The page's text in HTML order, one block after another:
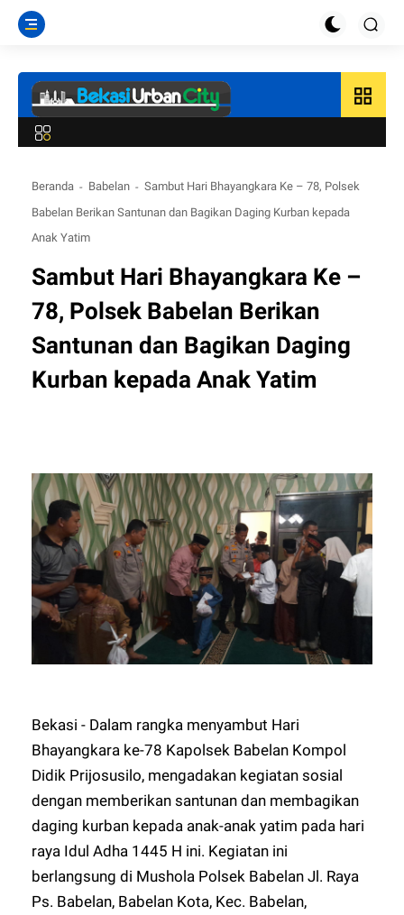
grid_view
Beranda Babelan
Sambut Hari Bhayangkara Ke – 78, Polsek
Babelan Berikan Santunan dan Bagikan Daging Kurban kepada
Anak Yatim
Sambut Hari Bhayangkara Ke –
78, Polsek Babelan Berikan
Santunan dan Bagikan Daging
Kurban kepada Anak Yatim
Bekasi - Dalam rangka menyambut Hari
Bhayangkara ke-78 Kapolsek Babelan Kompol
Didik Prijosusilo, mengadakan kegiatan sosial
dengan memberikan santunan dan membagikan
daging kurban kepada anak-anak yatim pada hari
raya Idul Adha 1445 H ini. Kegiatan ini
berlangsung di Mushola Polsek Babelan Jl. Raya
Ps. Babelan, Babelan Kota, Kec. Babelan,